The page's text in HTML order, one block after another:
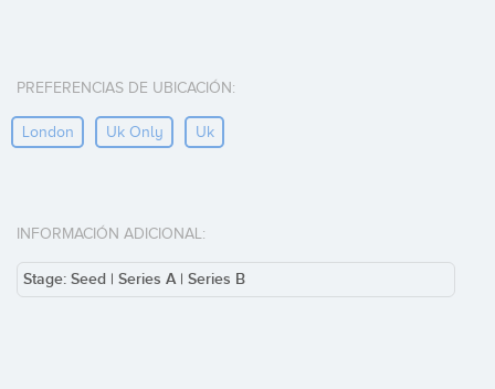
PREFERENCIAS DE UBICACIÓN:
London Uk Only Uk
INFORMACIÓN ADICIONAL:
Stage: Seed | Series A | Series B